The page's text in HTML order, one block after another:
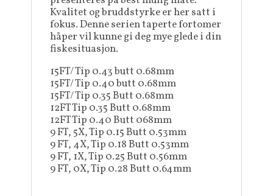
Kvalitet og bruddstyrke er her satt i
fokus. Denne serien taperte fortomer
håper vil kunne gi deg mye glede i din
fiskesituasjon.
15FT/ Tip 0.43 butt 0.68mm
15FT/ Tip 0.40 butt 0.68mm
15FT/ Tip 0.35 Butt 0.68mm
12FT Tip 0.35 Butt 0.68mm
12FT Tip 0.40 Butt 068mm
9 FT, 5X, Tip 0.15 Butt 0.53mm
9 FT, 4X, Tip 0.18 Butt 0.53mm
9 FT, 1X, Tip 0.25 Butt 0.56mm
9 FT, 0X, Tip 0.28 Butt 0.64mm